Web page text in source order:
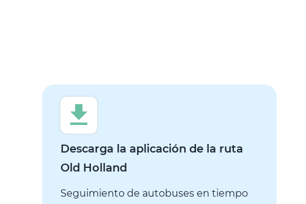
Descarga la aplicación de la ruta
Old Holland
Seguimiento de autobuses en tiempo